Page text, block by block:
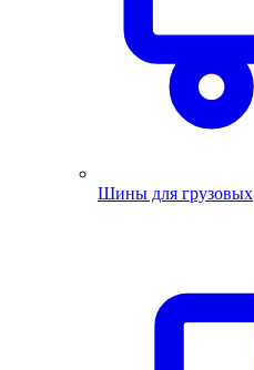
Шины для грузовых